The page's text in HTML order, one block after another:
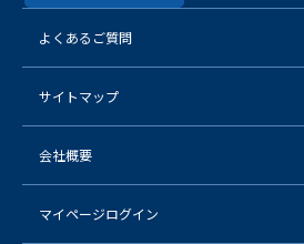
よくあるご質問
サイトマップ
会社概要
マイページログイン